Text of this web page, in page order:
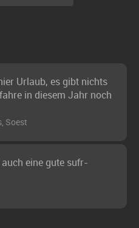
Urlaub, es gibt nichts
in diesem Jahr noch
Soest
eine gute sufr-